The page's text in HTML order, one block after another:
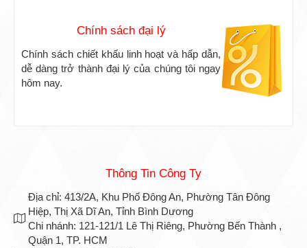
Chính sách đại lý
Chính sách chiết khấu linh hoạt và hấp dẫn,
dễ dàng trở thành đại lý của chúng tôi ngay
hôm nay.
Thông Tin Công Ty
Địa chỉ: 413/2A, Khu Phố Đông An, Phường Tân Đông
Hiệp, Thị Xã Dĩ An, Tỉnh Bình Dương
Chi nhánh: 121-121/1 Lê Thị Riêng, Phường Bến Thành ,
Quận 1, TP. HCM